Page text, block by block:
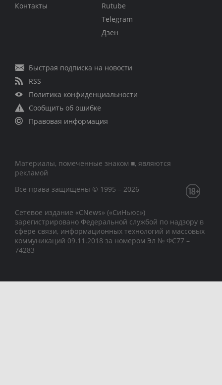
Контакты
Rutube
Telegram
Дзен
Быстрая подписка на новости
RSS
Политика конфиденциальности
Сообщить об ошибке
Правовая информация
Материалы, помеченные знаком ■, являются
рекламой
Все права защищены © 1995 – 2026
Сетевое издание «CNews» («СиНьюс»)
зарегистрировано Федеральной службой по надзору в
сфере связи, информационных технологий и массовых
коммуникаций 09.11.2018 за номером Эл № ФС77 –
74283